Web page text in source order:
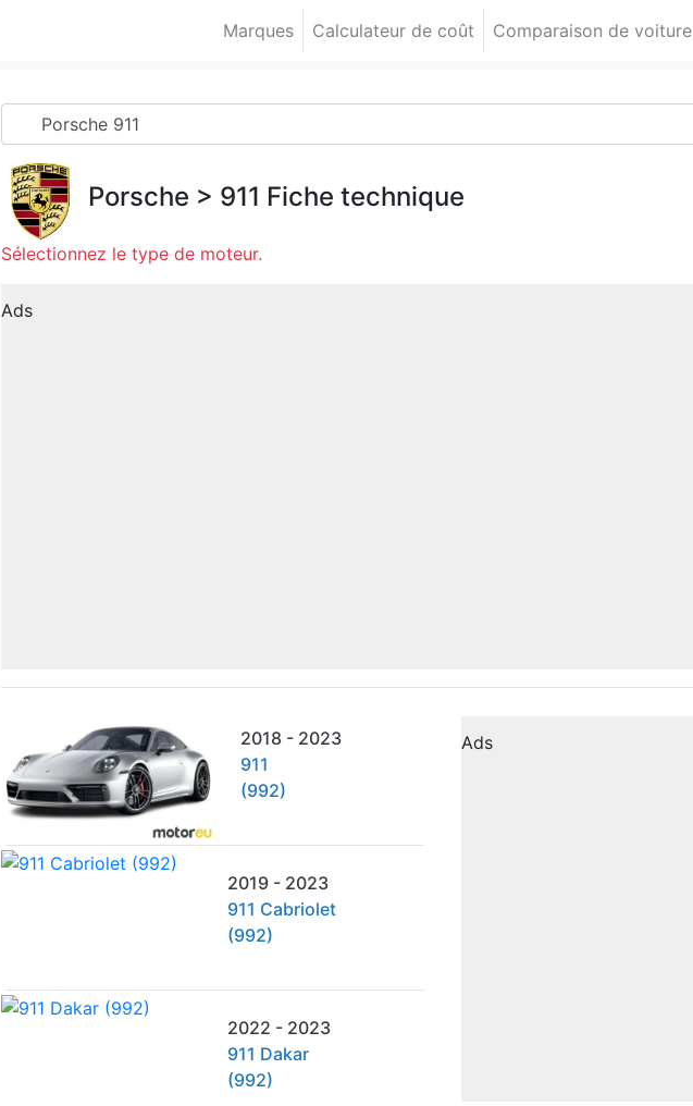
Marques Calculateur de coût Comparaison de voiture
Porsche > 911 Fiche technique
Sélectionnez le type de moteur.
Ads
2018 - 2023
911
(992)
2019 - 2023
911 Cabriolet
(992)
2022 - 2023
911 Dakar
(992)
Ads